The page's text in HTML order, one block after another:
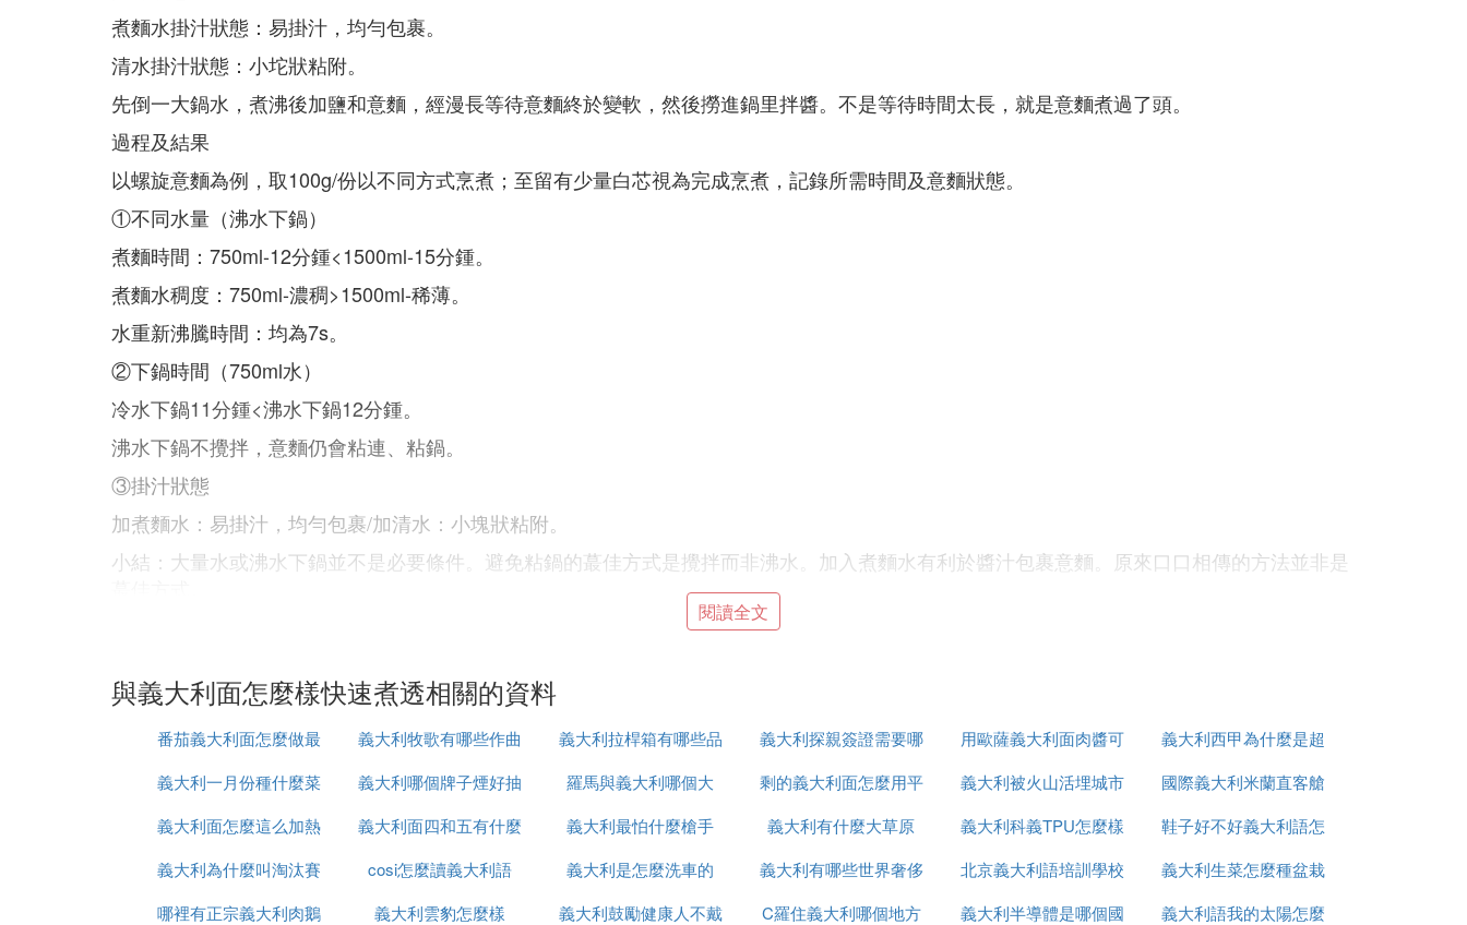
煮麵水掛汁狀態：易掛汁，均勻包裹。
清水掛汁狀態：小坨狀粘附。
先倒一大鍋水，煮沸後加鹽和意麵，經漫長等待意麵終於變軟，然後撈進鍋里拌醬。不是等待時間太長，就是意麵煮過了頭。
過程及結果
以螺旋意麵為例，取100g/份以不同方式烹煮；至留有少量白芯視為完成烹煮，記錄所需時間及意麵狀態。
①不同水量（沸水下鍋）
煮麵時間：750ml-12分鍾<1500ml-15分鍾。
煮麵水稠度：750ml-濃稠>1500ml-稀薄。
水重新沸騰時間：均為7s。
②下鍋時間（750ml水）
冷水下鍋11分鍾<沸水下鍋12分鍾。
沸水下鍋不攪拌，意麵仍會粘連、粘鍋。
③掛汁狀態
加煮麵水：易掛汁，均勻包裹/加清水：小塊狀粘附。
小結：大量水或沸水下鍋並不是必要條件。避免粘鍋的蕞佳方式是攪拌而非沸水。加入煮麵水有利於醬汁包裹意麵。原來口口相傳的方法並非是
能沒過意麵即可。人們下意識認為，大量的水能儲存更多的熱能；下面後，水更快回到沸騰狀態，這會縮短煮麵時間。
事實恰恰相反。一方面，這些水需要更多的時間沸騰；另一方面，面入鍋時，鍋內損失的熱量=將意麵煮至100℃所需熱量，當意麵的量固定，
這部分能量也是固定的，重新沸騰的時間相同，和水量多少無關。
沸水能避免面條粘連
不能，因此也不必沸水下鍋。若不攪拌，就算在一大鍋沸水裡，面條也會黏住或粘鍋。關鍵在於下鍋後1至2分鍾里多攪拌幾次，直到外層煮熟，
這樣就能避免沾黏的問題。
閱讀全文
與義大利面怎麼樣快速煮透相關的資料
番茄義大利面怎麼做最
簡單還好吃
義大利牧歌有哪些作曲
大家
義大利拉桿箱有哪些品
牌
義大利探親簽證需要哪
些
用歐薩義大利面肉醬可
做什麼
義大利西甲為什麼是超
級甲
義大利一月份種什麼菜 義大利哪個牌子煙好抽 羅馬與義大利哪個大
剩的義大利面怎麼用平
底鍋加熱
義大利被火山活埋城市
叫什麼
國際義大利米蘭直客艙
是什麼意思
義大利面怎麼這么加熱
義大利面四和五有什麼
區別
義大利最怕什麼槍手 義大利有什麼大草原 義大利科義TPU怎麼樣
鞋子好不好義大利語怎
麼說
義大利為什麼叫淘汰賽
之王
cosi怎麼讀義大利語 義大利是怎麼洗車的
義大利有哪些世界奢侈
品牌
北京義大利語培訓學校
有哪些
義大利生菜怎麼種盆栽
哪裡有正宗義大利肉鵝
義大利雲豹怎麼樣
義大利鼓勵健康人不戴
C羅住義大利哪個地方
義大利半導體是哪個國
義大利語我的太陽怎麼